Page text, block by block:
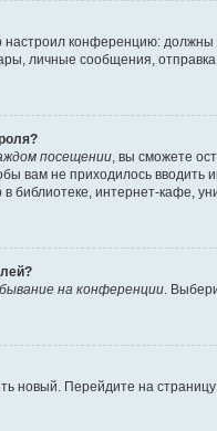
настроил конференцию:
личные сообщения,
посещении , вы сможете
вам не приходилось
интернет-кафе,
на конференции .
новый. Перейдите на